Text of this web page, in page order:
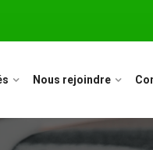
Nous rejoindre